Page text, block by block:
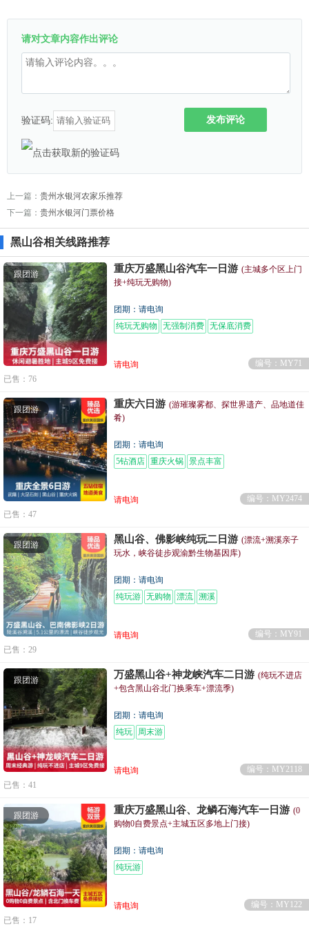
请对文章内容作出评论
验证码: 发布评论
上一篇： 贵州水银河农家乐推荐
下一篇： 贵州水银河门票价格
黑山谷相关线路推荐
跟团游 重庆万盛黑山谷汽车一日游 (主城多个区上门
接+纯玩无购物)
团期：请电询
纯玩无购物
无强制消费 无保底消费
请电询
编号：MY71
已售：76
跟团游 重庆六日游 (游璀璨雾都、探世界遗产、品地道佳
肴)
团期：请电询
5钻酒店 重庆火锅 景点丰富
请电询
编号：MY2474
已售：47
跟团游 黑山谷、佛影峡纯玩二日游 (漂流+溯溪亲子
玩水，峡谷徒步观渝黔生物基因库)
团期：请电询
纯玩游 无购物 漂流 溯溪
请电询
编号：MY91
已售：29
跟团游 万盛黑山谷+神龙峡汽车二日游 (纯玩不进店
+包含黑山谷北门换乘车+漂流季)
团期：请电询
纯玩
周末游
请电询
编号：MY2118
已售：41
跟团游 重庆万盛黑山谷、龙鳞石海汽车一日游 (0
购物0自费景点+主城五区多地上门接)
团期：请电询
纯玩游
请电询
编号：MY122
已售：17